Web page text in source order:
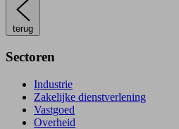
terug
Sectoren
Industrie
Zakelijke dienstverlening
Vastgoed
Overheid